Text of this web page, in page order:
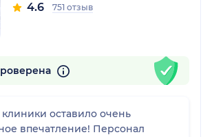
4.6 751 отзыв
оставило очень
впечатление! Персонал